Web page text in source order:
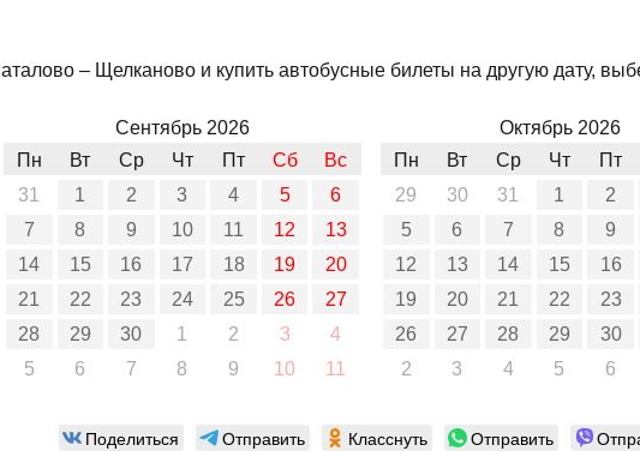
– Щелканово и купить автобусные билеты на другую дату,
Сентябрь 2026
Пн
Вт Ср Чт Пт Сб
Вс
31
1 2 3 4 5
6
7
8 9 10 11 12
13
14
15 16 17 18 19
20
21
22 23 24 25 26
27
28
29 30 1 2 3
4
5
6 7 8 9 10 11
Октябрь 2026
Пн
Вт Ср Чт
Пт
29
30 31 1
2
5
6 7 8
9
12
13 14 15
16
19
20 21 22
23
26
27 28 29
30
2
3 4 5 6
Поделиться Отправить Класснуть Отправить